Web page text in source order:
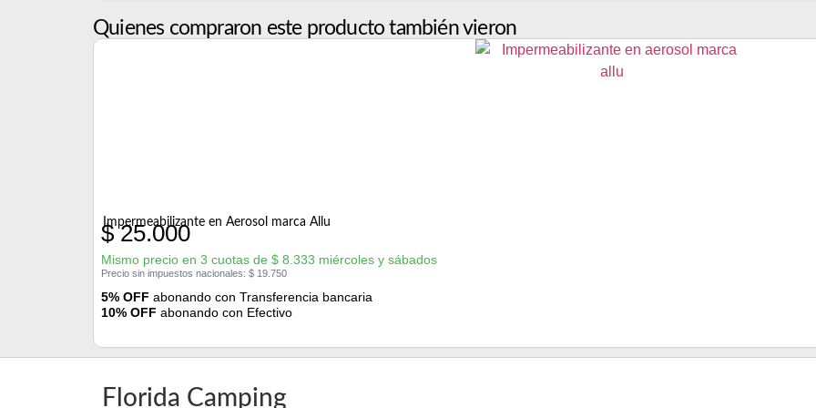
Quienes compraron este producto también vieron
Impermeabilizante en Aerosol marca Allu
$25.000
Mismo precio en 3 cuotas de $ 8.333 miércoles y sábados
Precio sin impuestos nacionales: $ 19.750
5% OFF abonando con Transferencia bancaria
10% OFF abonando con Efectivo
Florida Camping